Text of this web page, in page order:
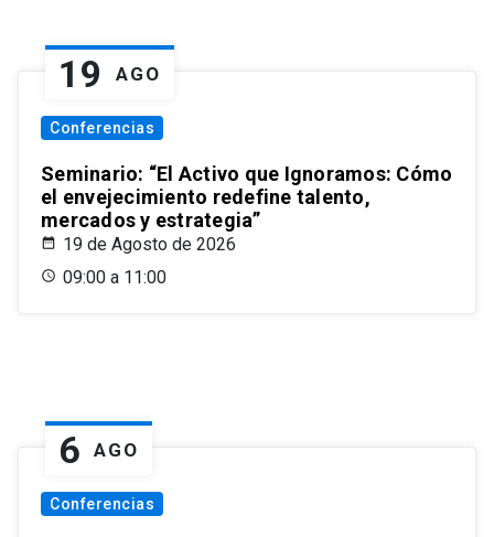
19 AGO
Conferencias
Seminario: “El Activo que Ignoramos: Cómo
el envejecimiento redefine talento,
mercados y estrategia”
19 de Agosto de 2026
09:00 a 11:00
6 AGO
Conferencias